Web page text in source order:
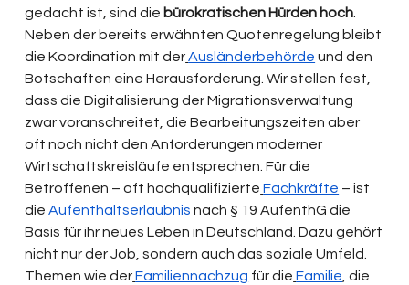
gedacht ist, sind die bürokratischen Hürden hoch
Neben der bereits erwähnten Quotenregelung bleibt
die Koordination mit derAusländerbehörde und den
Botschaften eine Herausforderung. Wir stellen fest,
dass die Digitalisierung der Migrationsverwaltung
zwar voranschreitet, die Bearbeitungszeiten aber
oft noch nicht den Anforderungen moderner
Wirtschaftskreisläufe entsprechen. Für die
Betroffenen – oft hochqualifizierte Fachkräfte – ist
die Aufenthaltserlaubnis nach § 19 AufenthG die
Basis für ihr neues Leben in Deutschland. Dazu gehört
nicht nur der Job, sondern auch das soziale Umfeld.
Themen wie derFamiliennachzug für die Familie , die